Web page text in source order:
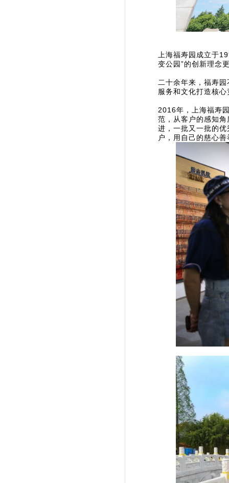
上海福寿园成立于
变公园”的创新理念
二十余年来，福寿
服务和文化打造核
2016年，上海福寿
范，从客户的感知
进，一批又一批的
户，用自己的慈心